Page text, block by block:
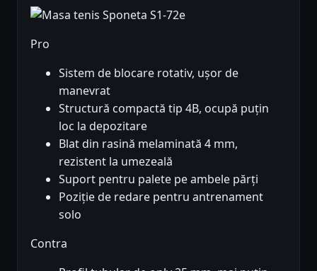
Pro
Sistem de blocare rotativ, ușor de
manevrat
Structură compactă tip 4B, ocupă puțin
loc la depozitare
Blat din rasină melaminată 4 mm,
rezistent la umezeală
Suport pentru palete pe ambele părți
Poziție de redare pentru antrenament
solo
Contra